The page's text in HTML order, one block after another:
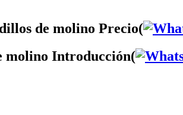
de molino Precio(
molino Introducción(